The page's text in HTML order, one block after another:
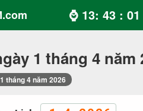
⌚ 13: 43 : 02
1 tháng 4 năm
tháng 4 năm 2026